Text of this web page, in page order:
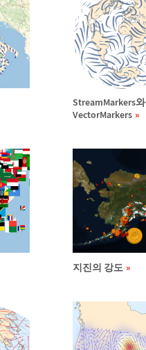
StreamMarkers와
VectorMarkers
지진의 강도